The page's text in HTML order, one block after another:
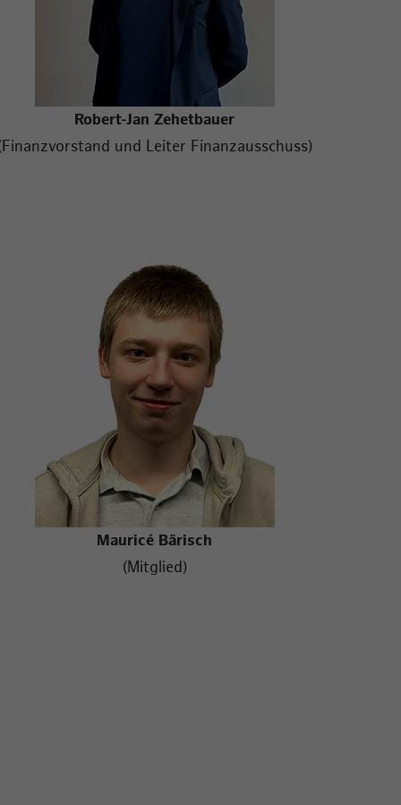
Robert-Jan Zehetbauer
und Leiter Finanzausschuss)
Mauricé Bärisch
(Mitglied)